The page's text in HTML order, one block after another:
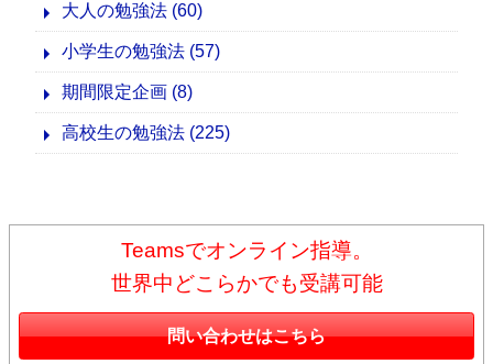
大人の勉強法 (60)
小学生の勉強法 (57)
期間限定企画 (8)
高校生の勉強法 (225)
Teamsでオンライン指導。
世界中どこらかでも受講可能
問い合わせはこちら